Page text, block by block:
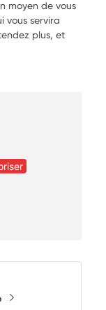
moyen de vous
vous servira
plus, et